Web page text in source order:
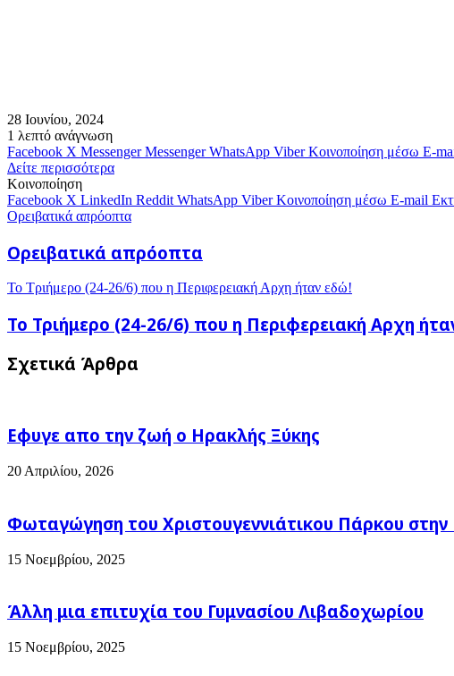
28 Ιουνίου, 2024
1 λεπτό ανάγνωση
Facebook X Messenger Messenger WhatsApp Viber Κοινοποίηση μέσω E-
Δείτε περισσότερα
Κοινοποίηση
Facebook X LinkedIn Reddit WhatsApp Viber Κοινοποίηση μέσω E-mail
Ορειβατικά απρόοπτα
Ορειβατικά απρόοπτα
Το Τριήμερο (24-26/6) που η Περιφερειακή Αρχη ήταν εδώ!
Το Τριήμερο (24-26/6) που η Περιφερειακή Αρχη
Σχετικά Άρθρα
Εφυγε απο την ζωή o Ηρακλής Ξύκης
20 Απριλίου, 2026
Φωταγώγηση του Χριστουγεννιάτικου Πάρκου
15 Νοεμβρίου, 2025
Άλλη μια επιτυχία του Γυμνασίου Λιβαδοχωρίου
15 Νοεμβρίου, 2025